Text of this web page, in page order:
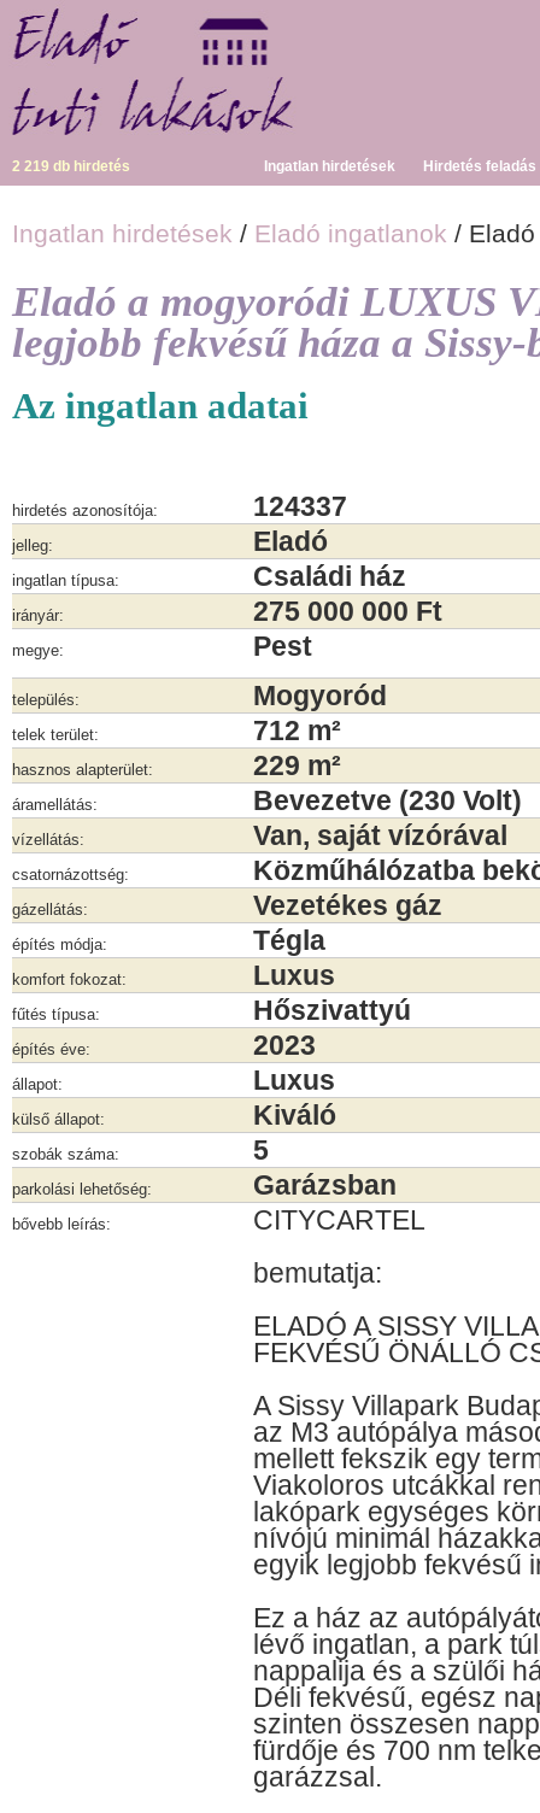
2 219 db hirdetés Ingatlan hirdetések Hirdetés feladás
Ingatlan hirdetések / Eladó ingatlanok /
Eladó a mogyoródi LUXUS
legjobb fekvésű háza a
Az ingatlan adatai
hirdetés azonosítója: 124337
jelleg: Eladó
ingatlan típusa: Családi ház
irányár: 275 000 000 Ft
megye: Pest
település: Mogyoród
telek terület: 712 m²
hasznos alapterület: 229 m²
áramellátás: Bevezetve (230 Volt)
vízellátás: Van, saját vízórával
csatornázottség: Közműhálózatba
gázellátás: Vezetékes gáz
építés módja: Tégla
komfort fokozat: Luxus
fűtés típusa: Hőszivattyú
építés éve: 2023
állapot: Luxus
külső állapot: Kiváló
szobák száma: 5
parkolási lehetőség: Garázsban
bővebb leírás:
CITYCARTEL
bemutatja:
ELADÓ A SISSY
FEKVÉSŰ ÖNÁLLÓ
A Sissy Villapark
az M3 autópálya
mellett fekszik egy
Viakoloros utcákkal
lakópark egységes
nívójú minimál
egyik legjobb fekvésű
Ez a ház az
lévő ingatlan, a park
nappalija és a szülői
Déli fekvésű, egész
szinten összesen
fürdője és 700 nm
garázzsal.